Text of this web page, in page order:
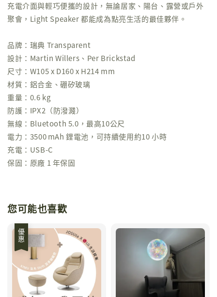
充電介面與輕巧便攜的設計，無論居家、陽台、露營或戶外
聚會，Light Speaker 都能成為點亮生活的最佳夥伴。
品牌：瑞典 Transparent
設計：Martin Willers、Per Brickstad
尺寸：W105 x D160 x H214 mm
材質：鋁合金、硼矽玻璃
重量：0.6 kg
防護：IPX2（防潑濺）
無線：Bluetooth 5.0，最高10公尺
電力：3500 mAh 鋰電池，可持續使用約10 小時
充電：USB‑C
保固：原廠 1 年保固
您可能也喜歡
優惠